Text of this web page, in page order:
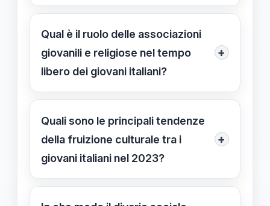
Le attività sportive sono più praticate
tra i più giovani, mentre
l'aggregazione sociale avviene
regolarmente, con il 72,5% che
Qual è il ruolo delle associazioni
giovanili e religiose nel tempo
libero dei giovani italiani?
+
Le associazioni e le organizzazioni
religiose promuovono l'inclusione e la
crescita personale, contribuendo a un
coinvolgimento che va oltre
Quali sono le principali tendenze
della fruizione culturale tra i
giovani italiani nel 2023?
+
Il cinema e i concerti rappresentano le
attività più apprezzate, ma persistono